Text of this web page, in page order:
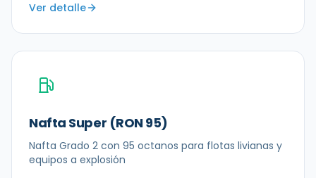
Ver detalle
Nafta Super (RON 95)
Nafta Grado 2 con 95 octanos para flotas livianas y
equipos a explosión